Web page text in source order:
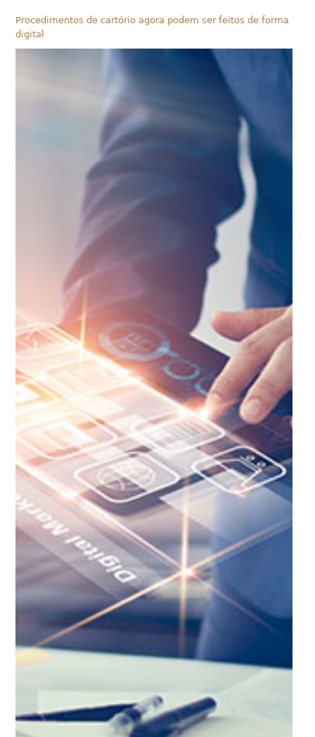
Procedimentos de cartório agora podem ser feitos de forma
digital